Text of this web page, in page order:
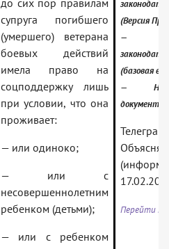
до сих пор правилам
супруга погибшего
(умершего) ветерана
боевых действий
имела право на
соцподдержку лишь
при условии, что она
проживает:
— или одиноко;
— или с
несовершеннолетним
ребенком (детьми);
— или с ребенком
(Версия
—
(базовая
—
документы
Перейти к